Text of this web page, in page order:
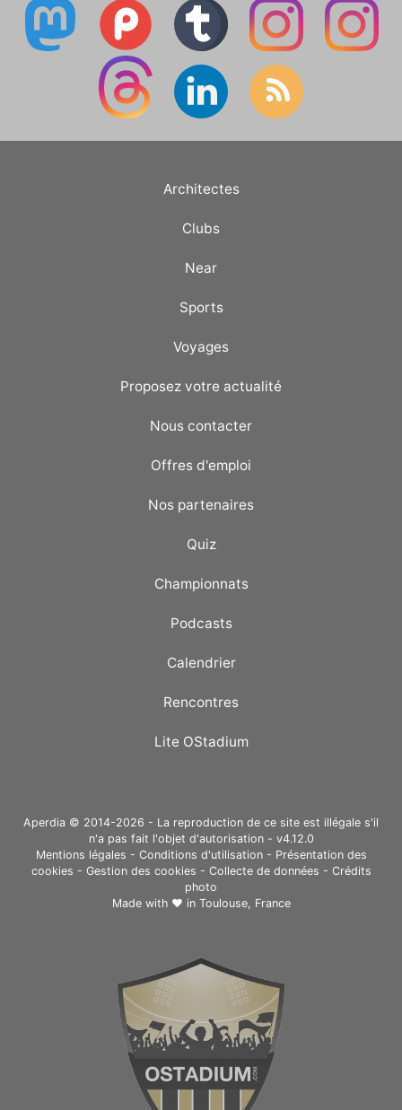
Architectes
Clubs
Near
Sports
Voyages
Proposez votre actualité
Nous contacter
Offres d'emploi
Nos partenaires
Quiz
Championnats
Podcasts
Calendrier
Rencontres
Lite OStadium
Aperdia © 2014-2026 - La reproduction de ce site est illégale s'il
n'a pas fait l'objet d'autorisation - v4.12.0
Mentions légales - Conditions d'utilisation- Présentation des
cookies - Gestion des cookies - Collecte de données - Crédits
photo
Made with ❤ in Toulouse, France